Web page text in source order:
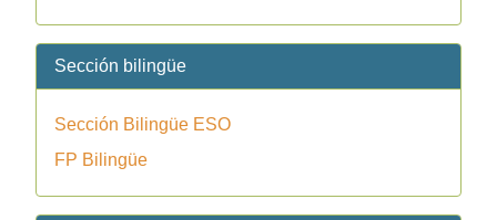
Sección bilingüe
Sección Bilingüe ESO
FP Bilingüe